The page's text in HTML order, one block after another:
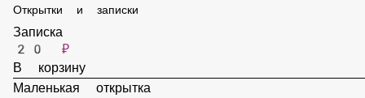
Открытки и записки
Записка
20 ₽
В корзину